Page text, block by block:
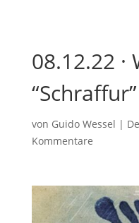
08.12.22 ·
“Schraffur”
von Guido Wessel |
Kommentare